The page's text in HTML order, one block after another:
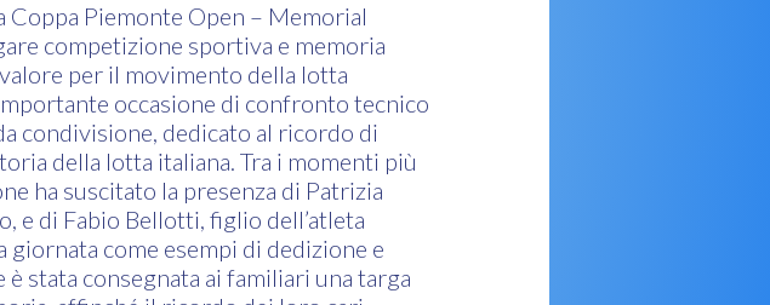
Coppa Piemonte Open – Memorial
competizione sportiva e memoria
per il movimento della lotta
occasione di confronto tecnico
condivisione, dedicato al ricordo di
della lotta italiana. Tra i momenti più
ha suscitato la presenza di Patrizia
e di Fabio Bellotti, figlio dell’atleta
come esempi di dedizione e
stata consegnata ai familiari una targa